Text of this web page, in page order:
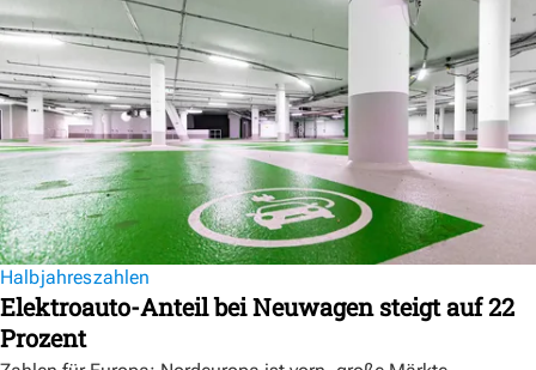
Halbjahreszahlen
Elektroauto-Anteil bei Neuwagen steigt auf 22
Prozent